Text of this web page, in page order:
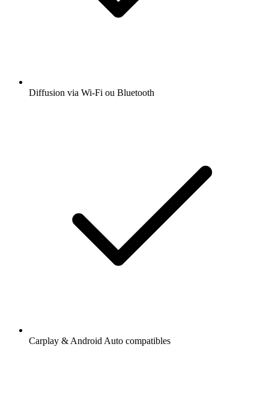
Diffusion via Wi-Fi ou Bluetooth
Carplay & Android Auto compatibles